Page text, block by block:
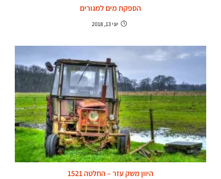
הספקת מים למגורים
יוני 13, 2018
היוון משק עזר – החלטה 1521